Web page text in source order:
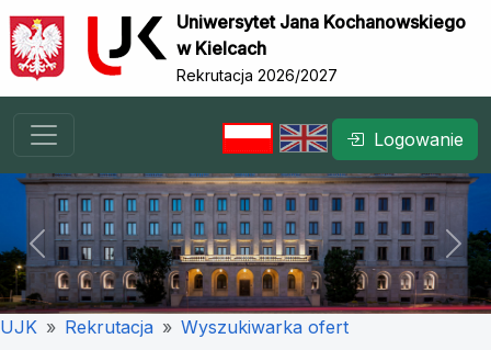
Uniwersytet Jana Kochanowskiego
w Kielcach
Rekrutacja 2026/2027
Logowanie
Previous Next
UJK Rekrutacja Wyszukiwarka ofert